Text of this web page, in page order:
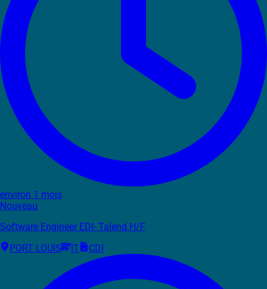
environ 1 mois
Nouveau
Software Engineer EDI- Talend H/F
PORT LOUIS
IT CDI